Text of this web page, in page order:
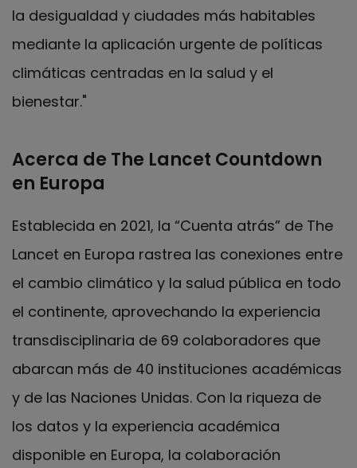
la desigualdad y ciudades más habitables
mediante la aplicación urgente de políticas
climáticas centradas en la salud y el
bienestar."
Acerca de The Lancet Countdown
en Europa
Establecida en 2021, la “Cuenta atrás” de The
Lancet en Europa rastrea las conexiones entre
el cambio climático y la salud pública en todo
el continente, aprovechando la experiencia
transdisciplinaria de 69 colaboradores que
abarcan más de 40 instituciones académicas
y de las Naciones Unidas. Con la riqueza de
los datos y la experiencia académica
disponible en Europa, la colaboración